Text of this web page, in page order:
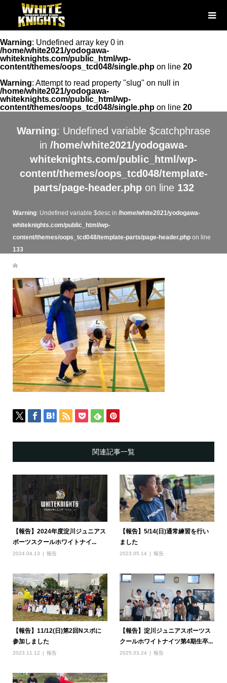
Warning: Undefined array key 0 in
/home/white2021/yodogawa-
whiteknights.com/public_html/wp-
content/themes/oops_tcd048/single.php on line 20
Warning: Attempt to read property "slug" on null in
/home/white2021/yodogawa-
whiteknights.com/public_html/wp-
content/themes/oops_tcd048/single.php on line 20
Warning: Undefined variable $catchphrase
in /home/white2021/yodogawa-
whiteknights.com/public_html/wp-
content/themes/oops_tcd048/template-
parts/page-header.phpon line 132
Warning: Undefined variable $desc in /home/white2021/yodogawa-
whiteknights.com/public_html/wp-
content/themes/oops_tcd048/template-parts/page-header.phpon line
133
関連記事一覧
【報告】2024年度淀川ジュニアス
ポーツスクールホワイトナイ...
2024.04.13 報告
【報告】5/14(日)通常練習を行い
ました
2023.05.14 報告
【報告】11/12(日)第2回Nスポに
参加しました
2023.11.12 報告
【報告】淀川ジュニアスポーツス
クールホワイトナイツ第4期生卒...
2025.03.24 報告